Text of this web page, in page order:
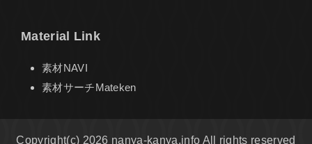
Material Link
素材NAVI
素材サーチMateken
Copyright(c) 2026 nanya-kanya.info All rights reserved